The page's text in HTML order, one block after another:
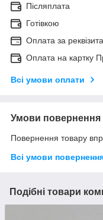
Післяплата
Готівкою
Оплата за
Оплата на картку
Всі умови оплати
Умови повернення
Повернення товару
Всі умови
Подібні товари